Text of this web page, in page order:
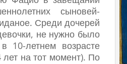
сыновей-
Среди дочерей
не нужно было
10-летнем возрасте
на тот момент). По